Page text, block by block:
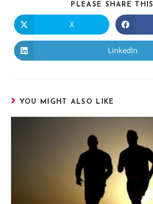
PLEASE SHARE THIS
X
LinkedIn
YOU MIGHT ALSO LIKE